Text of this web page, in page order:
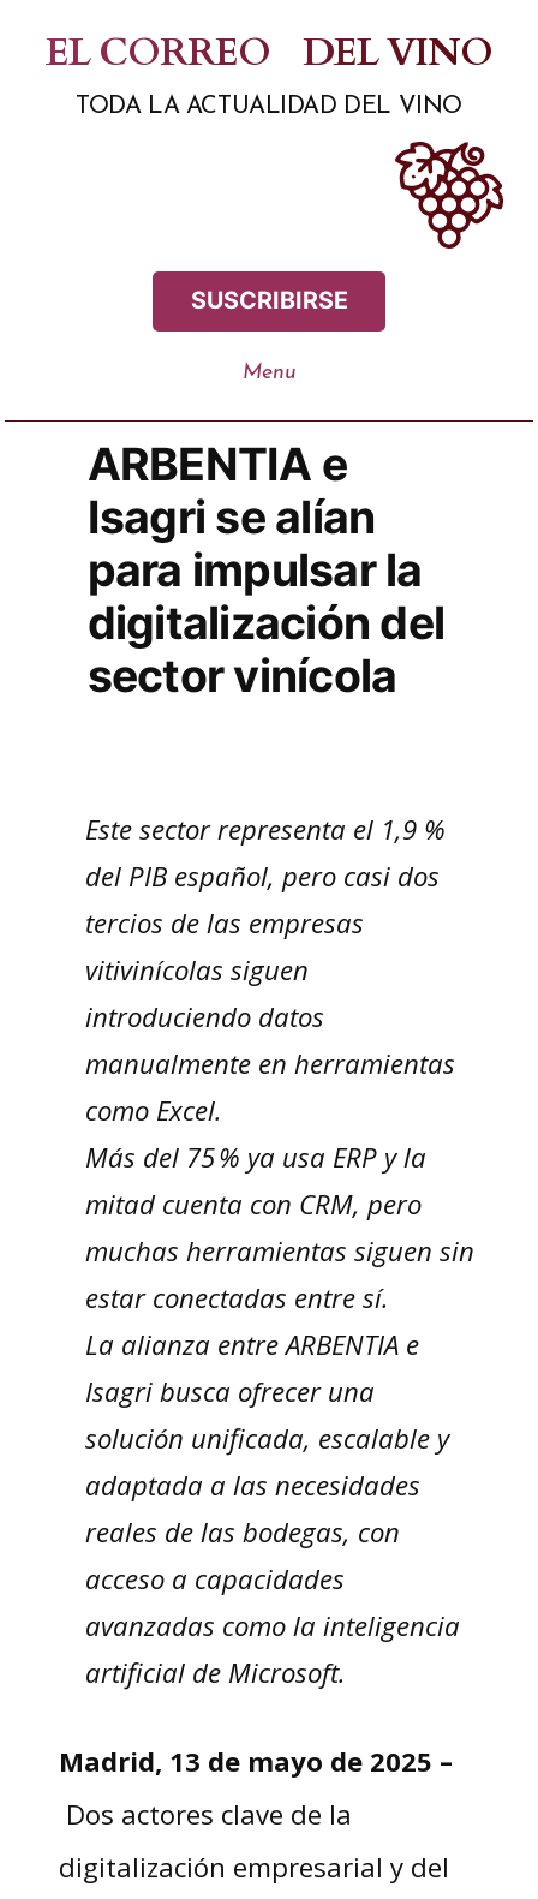
contenido
EL CORREO DEL VINO
TODA LA ACTUALIDAD DEL VINO
SUSCRIBIRSE
ARBENTIA e
Isagri se alían
para impulsar la
digitalización del
sector vinícola
Este sector representa el 1,9 %
del PIB español, pero casi dos
tercios de las empresas
vitivinícolas siguen
introduciendo datos
manualmente en herramientas
como Excel.
Más del 75 % ya usa ERP y la
mitad cuenta con CRM, pero
muchas herramientas siguen sin
estar conectadas entre sí.
La alianza entre ARBENTIA e
Isagri busca ofrecer una
solución unificada, escalable y
adaptada a las necesidades
reales de las bodegas, con
acceso a capacidades
avanzadas como la inteligencia
artificial de Microsoft.
Madrid, 13 de mayo de 2025 –
Dos actores clave de la
digitalización empresarial y del